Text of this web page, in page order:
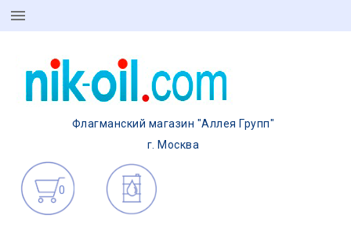
Флагманский магазин "Аллея Групп"
г. Москва
0